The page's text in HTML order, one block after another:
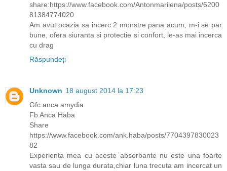
share:https://www.facebook.com/Antonmarilena/posts/6200
81384774020
Am avut ocazia sa incerc 2 monstre pana acum, m-i se par
bune, ofera siuranta si protectie si confort, le-as mai incerca
cu drag
Răspundeți
Unknown 18 august 2014 la 17:23
Gfc anca amydia
Fb Anca Haba
Share
https://www.facebook.com/ank.haba/posts/7704397830023
82
Experienta mea cu aceste absorbante nu este una foarte
vasta sau de lunga durata,chiar luna trecuta am incercat un